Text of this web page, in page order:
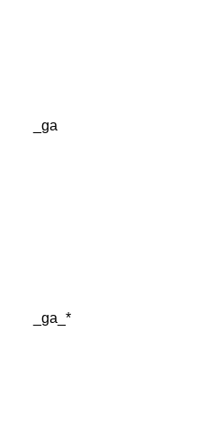
_ga
_ga_*